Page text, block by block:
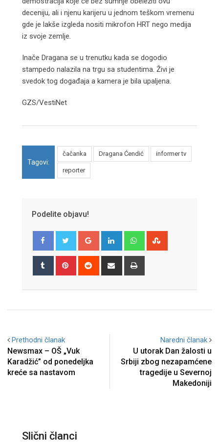
deceniju, ali i njenu karijeru u jednom teškom vremenu
gde je lakše izgleda nositi mikrofon HRT nego medija
iz svoje zemlje.
Inače Dragana se u trenutku kada se dogodio
stampedo nalazila na trgu sa studentima. Živi je
svedok tog događaja a kamera je bila upaljena.
GZS/VestiNet
Tagovi:
čačanka Dragana Ćendić informer tv
reporter
Podelite objavu!
Google+ LinkedIn Whatsapp
Tumblr Pinterest Reddit
Share
Prethodni članak
Newsmax – OŠ „Vuk
Karadžić” od ponedeljka
kreće sa nastavom
Naredni članak
U utorak Dan žalosti u
Srbiji zbog nezapamćene
tragedije u Severnoj
Makedoniji
Slični članci